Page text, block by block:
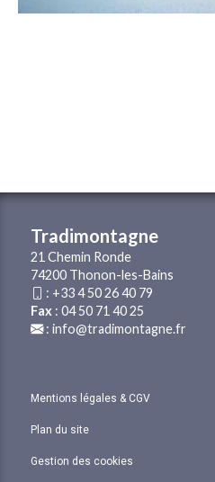
Tradimontagne
21 Chemin Ronde
74200 Thonon-les-Bains
: +33 4 50 26 40 79
Fax : 04 50 71 40 25
: info@tradimontagne.fr
Mentions légales & CGV
Plan du site
Gestion des cookies